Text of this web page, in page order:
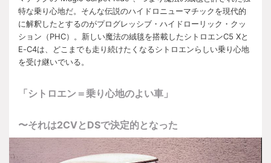
特な乗り心地だ。そんな伝説のハイドロニューマチックを現代的
に解釈したとするのがプログレッシブ・ハイドローリック・クッ
ション（PHC）。新しい魔法の絨毯を搭載したシトロエンC5 Xと
E-C4は、どこまでも走り続けたくなるシトロエンらしい乗り心地
を受け継いでいる。
「シトロエン＝乗り心地のよい車」
〜それは2CVと DSで決定的となった